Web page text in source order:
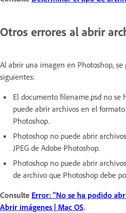
Otros errores al abrir
Al abrir una imagen en Photoshop, se
siguientes:
El documento filename.psd no se
puede abrir archivos en el
Photoshop.
Photoshop no puede abrir
JPEG de Adobe Photoshop.
Photoshop no puede abrir
de archivo que Photoshop debe
Consulte Error: “No se ha podido
Abrir imágenes | Mac OS.